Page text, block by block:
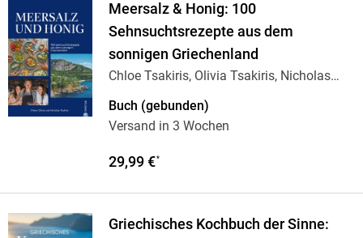
Meersalz & Honig: 100
Sehnsuchtsrezepte aus dem
sonnigen Griechenland
Chloe Tsakiris, Olivia Tsakiris, Nicholas
Tsakiris
Buch (gebunden)
Versand in 3 Wochen
29,99 €*
Griechisches Kochbuch der Sinne: